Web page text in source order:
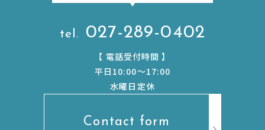
027-289-0402
【 電話受付時間】
平日10:00〜17:00
水曜日定休
Contact form